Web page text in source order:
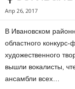
Апр 26, 2017
В Ивановском
областного
художественного
вышли вокалисты,
ансамбли всех…